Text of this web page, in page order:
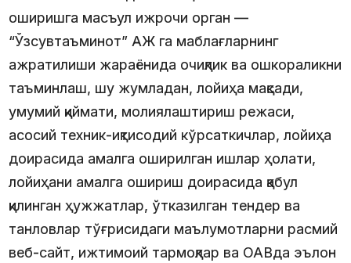
оширишга масъул ижрочи орган —
“Ўзсувтаъминот” АЖ га маблағларнинг
ажратилиши жараёнида очиқлик ва ошкораликни
таъминлаш, шу жумладан, лойиҳа мақсади,
умумий қиймати, молиялаштириш режаси,
асосий техник-иқтисодий кўрсаткичлар, лойиҳа
доирасида амалга оширилган ишлар ҳолати,
лойиҳани амалга ошириш доирасида қабул
қилинган ҳужжатлар, ўтказилган тендер ва
танловлар тўғрисидаги маълумотларни расмий
веб-сайт, ижтимоий тармоқлар ва ОАВда эълон